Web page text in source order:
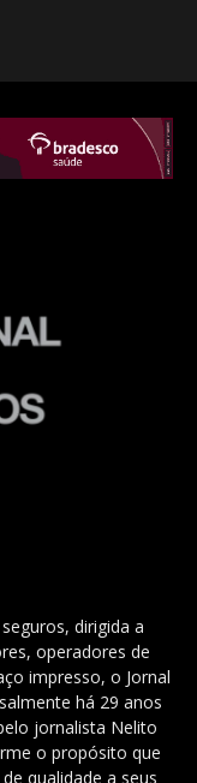
dirigida a
operadores de
impresso, o Jornal
há 29 anos
jornalista Nelito
o propósito que
qualidade a seus